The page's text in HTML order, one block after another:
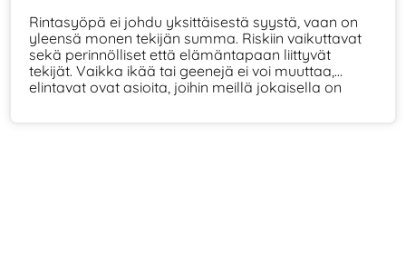
Rintasyöpä ei johdu yksittäisestä syystä, vaan on
yleensä monen tekijän summa. Riskiin vaikuttavat
sekä perinnölliset että elämäntapaan liittyvät
tekijät. Vaikka ikää tai geenejä ei voi muuttaa,
elintavat ovat asioita, joihin meillä jokaisella on